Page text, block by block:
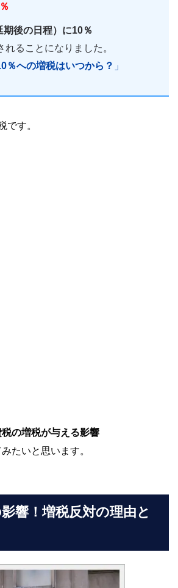
期後の日程）に10％
ることになりました。
％への増税はいつから？ 」
です。
の増税が与える影響
たいと思います。
響！増税反対の理由と